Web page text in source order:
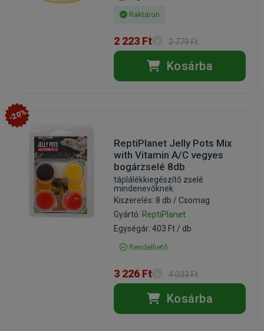
Raktáron
2 223 Ft 2 779 Ft
Kosárba
-20%
ReptiPlanet Jelly Pots Mix
with Vitamin A/C vegyes
bogárzselé 8db
táplálékkiegészítő zselé
mindenevőknek
Kiszerelés: 8 db / Csomag
Gyártó: ReptiPlanet
Egységár: 403 Ft / db
Rendelhető
3 226 Ft 4 033 Ft
Kosárba